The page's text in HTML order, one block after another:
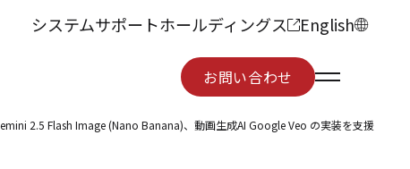
お問い合わせ
お問い合わせ
システムサポートホールディングス English
2.5 Flash Image (Nano Banana)、動画生成AI Google Veo の実装を支援